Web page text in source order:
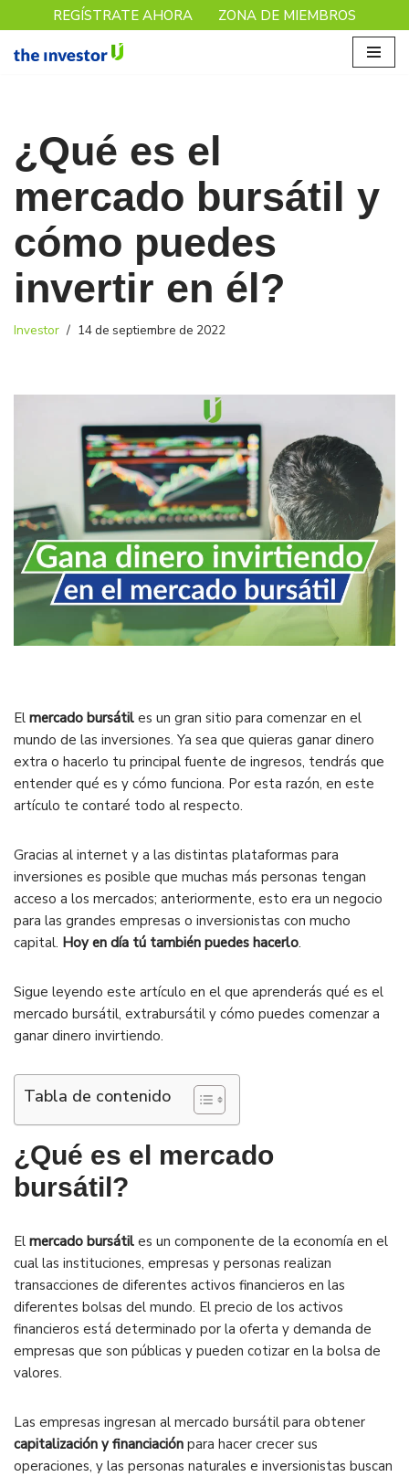
Saltar
REGÍSTRATE AHORA ZONA DE MIEMBROS
¿Qué es el
mercado bursátil y
cómo puedes
invertir en él?
Investor 14 de septiembre de 2022
El mercado bursátil es un gran sitio para comenzar en el
mundo de las inversiones. Ya sea que quieras ganar dinero
extra o hacerlo tu principal fuente de ingresos, tendrás que
entender qué es y cómo funciona. Por esta razón, en este
artículo te contaré todo al respecto.
Gracias al internet y a las distintas plataformas para
inversiones es posible que muchas más personas tengan
acceso a los mercados; anteriormente, esto era un negocio
para las grandes empresas o inversionistas con mucho
capital. Hoy en día tú también puedes hacerlo.
Sigue leyendo este artículo en el que aprenderás qué es el
mercado bursátil, extrabursátil y cómo puedes comenzar a
ganar dinero invirtiendo.
Tabla de contenido
¿Qué es el mercado
bursátil?
El mercado bursátil es un componente de la economía en el
cual las instituciones, empresas y personas realizan
transacciones de diferentes activos financieros en las
diferentes bolsas del mundo. El precio de los activos
financieros está determinado por la oferta y demanda de
empresas que son públicas y pueden cotizar en la bolsa de
valores.
Las empresas ingresan al mercado bursátil para obtener
capitalización y financiación para hacer crecer sus
operaciones, y las personas naturales e inversionistas buscan